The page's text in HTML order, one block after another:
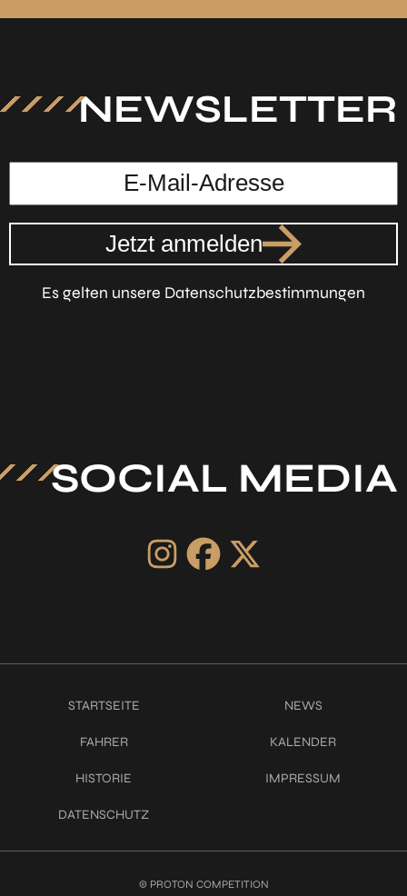
NEWSLETTER
Jetzt anmelden
Es gelten unsere Datenschutzbestimmungen
SOCIAL MEDIA
STARTSEITE NEWS
FAHRER KALENDER
HISTORIE IMPRESSUM
DATENSCHUTZ
© PROTON COMPETITION